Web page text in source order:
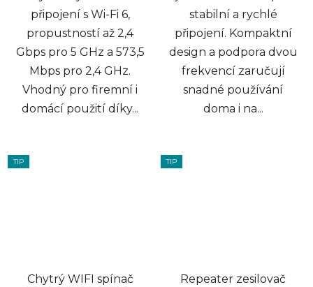
připojení s Wi-Fi 6,
propustností až 2,4
Gbps pro 5 GHz a 573,5
Mbps pro 2,4 GHz.
Vhodný pro firemní i
domácí použití díky...
stabilní a rychlé
připojení. Kompaktní
design a podpora dvou
frekvencí zaručují
snadné používání
doma i na...
TIP
Chytrý WIFI spínač
TIP
Repeater zesilovač